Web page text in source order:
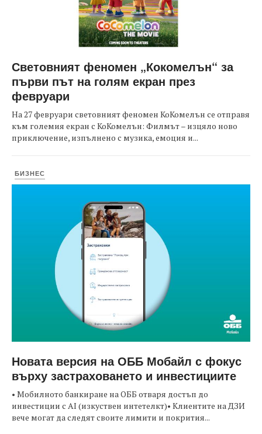
Световният феномен „Кокомелън“ за
първи път на голям екран през
февруари
На 27 февруари световният феномен КоКомелън се отправя
към големия екран с КоКомелън: Филмът – изцяло ново
приключение, изпълнено с музика, емоция и...
БИЗНЕС
Новата версия на ОББ Мобайл с фокус
върху застраховането и инвестициите
• Мобилното банкиране на ОББ отваря достъп до
инвестиции с AI (изкуствен интетелкт)• Клиентите на ДЗИ
вече могат да следят своите лимити и покрития...